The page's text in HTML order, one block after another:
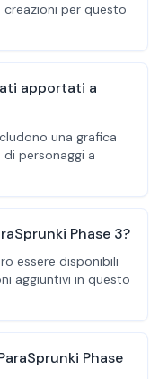
per questo
apportati a
una grafica
personaggi a
Phase 3?
essere disponibili
aggiuntivi in questo
Phase